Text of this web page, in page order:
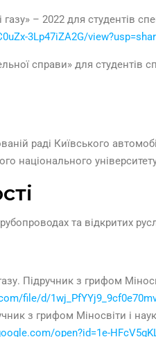
газу» – 2022 для студентів
3Lp47iZA2G/
справи» для студентів
раді Київського
національного
та відкритих
газу. Підручник з грифом
file/d/
з грифом Міносвіти і
open?id=1e-